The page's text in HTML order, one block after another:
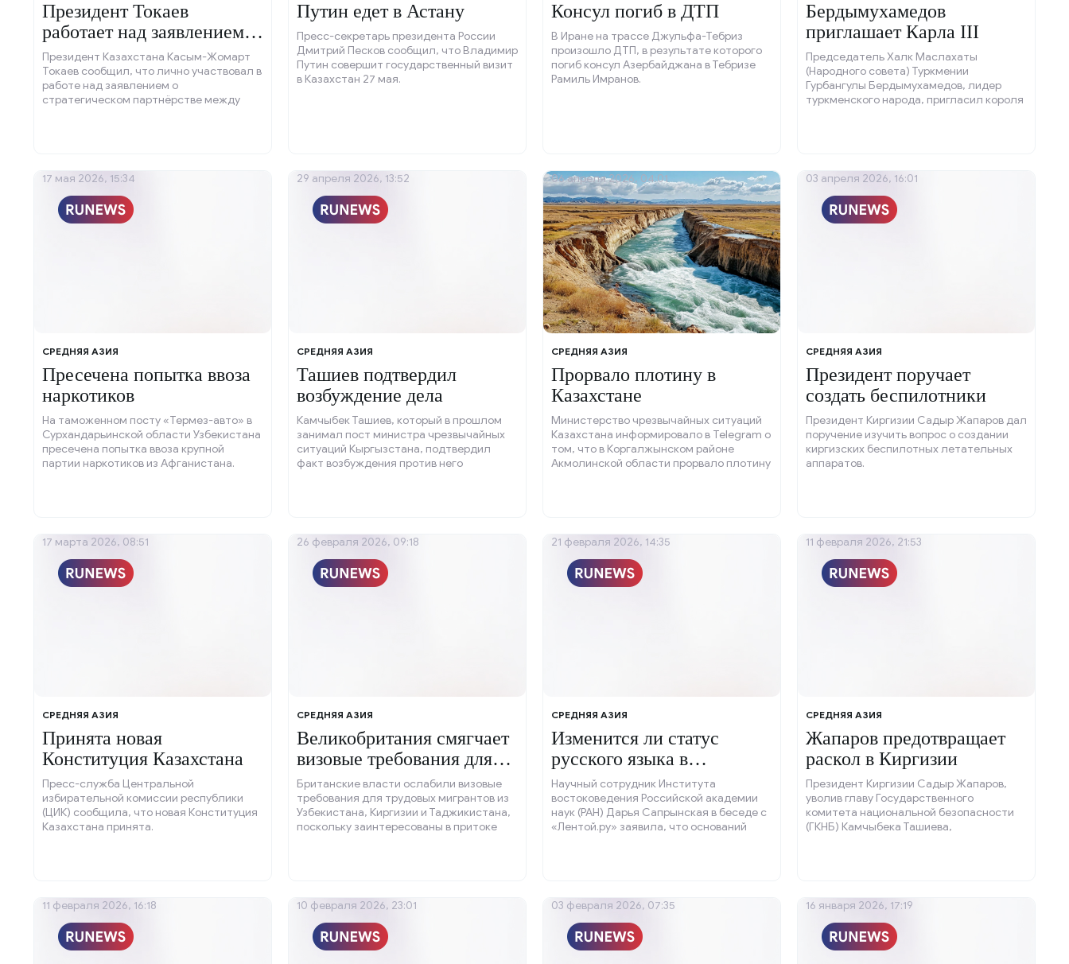
Президент Токаев
работает над заявлением о
союзничестве
Президент Казахстана Касым-Жомарт
Токаев сообщил, что лично участвовал в
работе над заявлением о
стратегическом партнёрстве между
Путин едет в Астану
Пресс-секретарь президента России
Дмитрий Песков сообщил, что Владимир
Путин совершит государственный визит
в Казахстан 27 мая.
Консул погиб в ДТП
В Иране на трассе Джульфа-Тебриз
произошло ДТП, в результате которого
погиб консул Азербайджана в Тебризе
Рамиль Имранов.
Бердымухамедов
приглашает Карла III
Председатель Халк Маслахаты
(Народного совета) Туркмении
Гурбангулы Бердымухамедов, лидер
туркменского народа, пригласил короля
СРЕДНЯЯ АЗИЯ
Пресечена попытка ввоза
наркотиков
На таможенном посту «Термез-авто» в
Сурхандарьинской области Узбекистана
пресечена попытка ввоза крупной
партии наркотиков из Афганистана.
17 мая 2026, 15:34
СРЕДНЯЯ АЗИЯ
Ташиев подтвердил
возбуждение дела
Камчыбек Ташиев, который в прошлом
занимал пост министра чрезвычайных
ситуаций Кыргызстана, подтвердил
факт возбуждения против него
29 апреля 2026, 13:52
СРЕДНЯЯ АЗИЯ
Прорвало плотину в
Казахстане
Министерство чрезвычайных ситуаций
Казахстана информировало в Telegram о
том, что в Коргалжынском районе
Акмолинской области прорвало плотину
06 апреля 2026, 04:01
СРЕДНЯЯ АЗИЯ
Президент поручает
создать беспилотники
Президент Киргизии Садыр Жапаров дал
поручение изучить вопрос о создании
киргизских беспилотных летательных
аппаратов.
03 апреля 2026, 16:01
СРЕДНЯЯ АЗИЯ
Принята новая
Конституция Казахстана
Пресс-служба Центральной
избирательной комиссии республики
(ЦИК) сообщила, что новая Конституция
Казахстана принята.
17 марта 2026, 08:51
СРЕДНЯЯ АЗИЯ
Великобритания смягчает
визовые требования для
мигрантов
Британские власти ослабили визовые
требования для трудовых мигрантов из
Узбекистана, Киргизии и Таджикистана,
поскольку заинтересованы в притоке
26 февраля 2026, 09:18
СРЕДНЯЯ АЗИЯ
Изменится ли статус
русского языка в
Казахстане
Научный сотрудник Института
востоковедения Российской академии
наук (РАН) Дарья Сапрынская в беседе с
«Лентой.ру» заявила, что оснований
21 февраля 2026, 14:35
СРЕДНЯЯ АЗИЯ
Жапаров предотвращает
раскол в Киргизии
Президент Киргизии Садыр Жапаров,
уволив главу Государственного
комитета национальной безопасности
(ГКНБ) Камчыбека Ташиева,
11 февраля 2026, 21:53
11 февраля 2026, 16:18 10 февраля 2026, 23:01 03 февраля 2026, 07:35 16 января 2026, 17:19